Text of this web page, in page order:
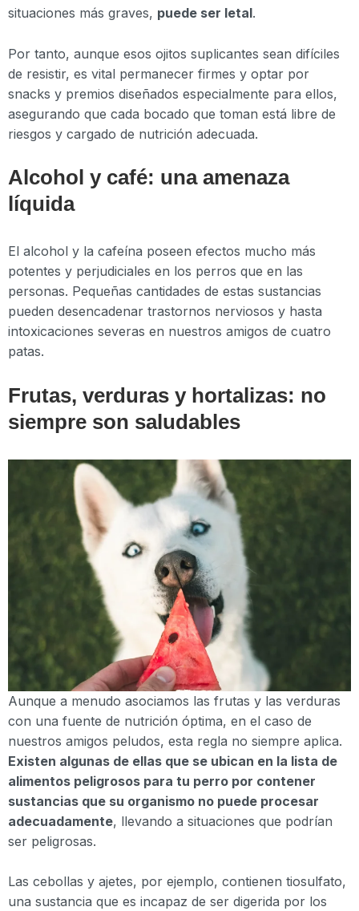
situaciones más graves, puede ser letal.
Por tanto, aunque esos ojitos suplicantes sean difíciles
de resistir, es vital permanecer firmes y optar por
snacks y premios diseñados especialmente para ellos,
asegurando que cada bocado que toman está libre de
riesgos y cargado de nutrición adecuada.
Alcohol y café: una amenaza
líquida
El alcohol y la cafeína poseen efectos mucho más
potentes y perjudiciales en los perros que en las
personas. Pequeñas cantidades de estas sustancias
pueden desencadenar trastornos nerviosos y hasta
intoxicaciones severas en nuestros amigos de cuatro
patas.
Frutas, verduras y hortalizas: no
siempre son saludables
Aunque a menudo asociamos las frutas y las verduras
con una fuente de nutrición óptima, en el caso de
nuestros amigos peludos, esta regla no siempre aplica.
Existen algunas de ellas que se ubican en la lista de
alimentos peligrosos para tu perro por contener
sustancias que su organismo no puede procesar
adecuadamente, llevando a situaciones que podrían
ser peligrosas.
Las cebollas y ajetes, por ejemplo, contienen tiosulfato,
una sustancia que es incapaz de ser digerida por los